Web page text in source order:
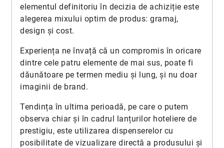
elementul definitoriu în decizia de achiziție este
alegerea mixului optim de produs: gramaj,
design și cost.
Experiența ne învață că un compromis în oricare
dintre cele patru elemente de mai sus, poate fi
dăunătoare pe termen mediu și lung, și nu doar
imaginii de brand.
Tendința în ultima perioadă, pe care o putem
observa chiar și în cadrul lanțurilor hoteliere de
prestigiu, este utilizarea dispenserelor cu
posibilitate de vizualizare directă a produsului și